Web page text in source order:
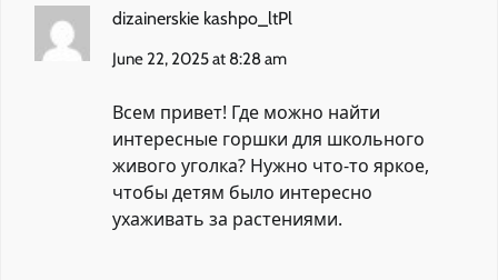
dizainerskie kashpo_ltPl
June 22, 2025 at 8:28 am
Всем привет! Где можно найти
интересные горшки для школьного
живого уголка? Нужно что-то яркое,
чтобы детям было интересно
ухаживать за растениями.